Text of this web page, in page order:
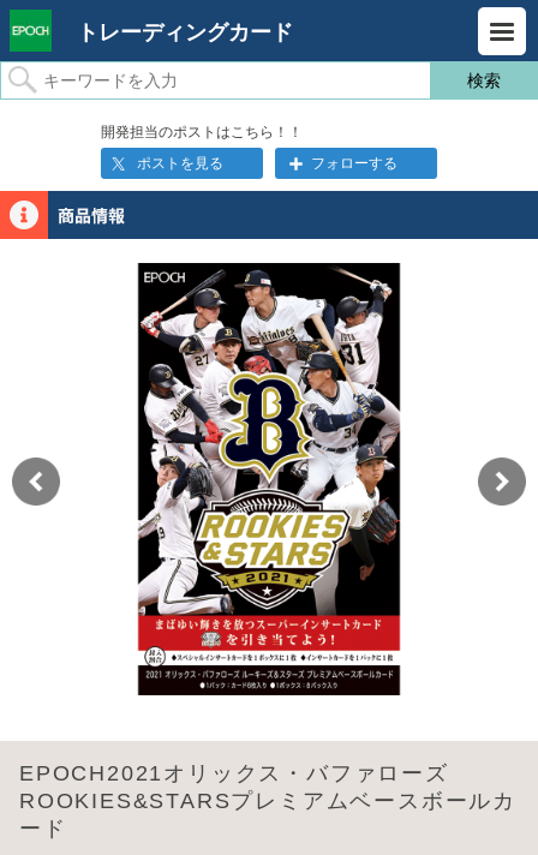
トレーディングカード
開発担当のポストはこちら！！
ポストを見る
フォローする
EPOCH2021オリックス・バファローズ
ROOKIES&STARSプレミアムベースボールカ
ード